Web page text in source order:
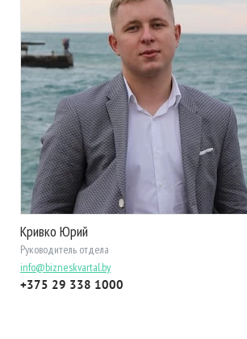
Кривко Юрий
Руководитель отдела
info@bizneskvartal.by
+375 29 338 1000